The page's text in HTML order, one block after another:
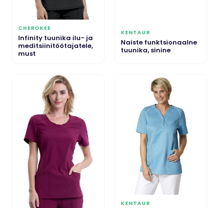
CHEROKEE
Infinity tuunika ilu- ja
meditsiinitöötajatele,
must
KENTAUR
Naiste funktsionaalne
tuunika, sinine
KENTAUR